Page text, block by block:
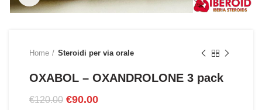
Home Steroidi per via orale
OXABOL – OXANDROLONE 3 pack
€120.00 Il
€90.00Il